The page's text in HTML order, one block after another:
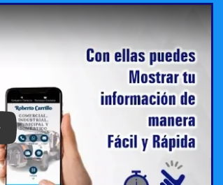
Keynote (Google I/O '18)